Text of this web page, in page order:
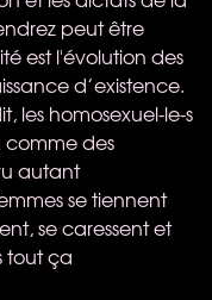
peut être
est l'évolution des
d’existence.
les homosexuel-le-s
comme des
autant
se tiennent
se caressent et
tout ça